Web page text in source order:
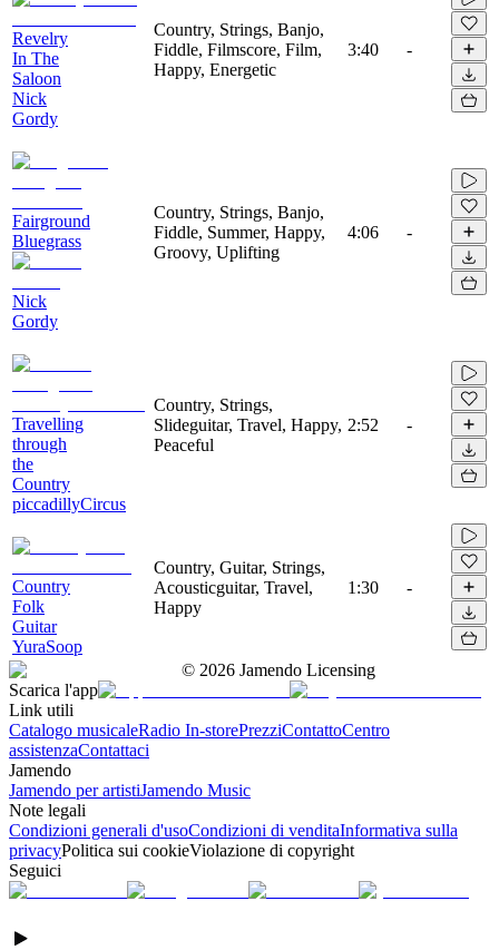
Revelry
In The
Saloon
Nick
Gordy
Country, Strings, Banjo,
Fiddle, Filmscore, Film,
Happy, Energetic
3:40 -
Fairground
Bluegrass
Nick
Gordy
Country, Strings, Banjo,
Fiddle, Summer, Happy,
Groovy, Uplifting
4:06 -
Travelling
through
the
Country
piccadillyCircus
Country, Strings,
Slideguitar, Travel, Happy,
Peaceful
2:52 -
Country
Folk
Guitar
YuraSoop
Country, Guitar, Strings,
Acousticguitar, Travel,
Happy
1:30 -
© 2026 Jamendo Licensing
Scarica l'app
Link utili
Catalogo musicaleRadio In-storePrezziContattoCentro
assistenzaContattaci
Jamendo
Jamendo per artistiJamendo Music
Note legali
Condizioni generali d'usoCondizioni di venditaInformativa sulla
privacyPolitica sui cookieViolazione di copyright
Seguici